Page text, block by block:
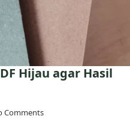
Hijau agar Hasil
Comments